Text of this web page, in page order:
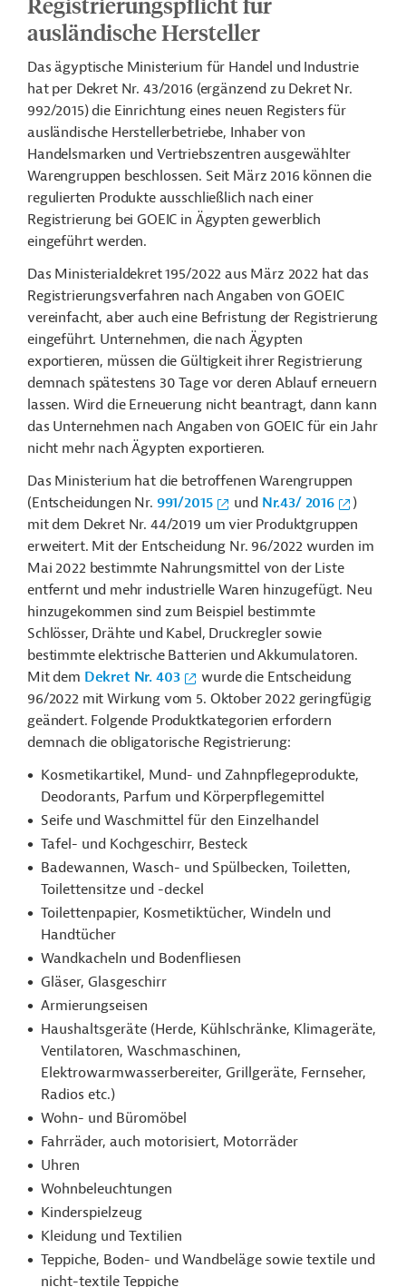
ausländische Hersteller
Das ägyptische Ministerium für Handel und Industrie
hat per Dekret Nr. 43/2016 (ergänzend zu Dekret Nr.
992/2015) die Einrichtung eines neuen Registers für
ausländische Herstellerbetriebe, Inhaber von
Handelsmarken und Vertriebszentren ausgewählter
Warengruppen beschlossen. Seit März 2016 können die
regulierten Produkte ausschließlich nach einer
Registrierung bei GOEIC in Ägypten gewerblich
eingeführt werden.
Das Ministerialdekret 195/2022 aus März 2022 hat das
Registrierungsverfahren nach Angaben von GOEIC
vereinfacht, aber auch eine Befristung der Registrierung
eingeführt. Unternehmen, die nach Ägypten
exportieren, müssen die Gültigkeit ihrer Registrierung
demnach spätestens 30 Tage vor deren Ablauf erneuern
lassen. Wird die Erneuerung nicht beantragt, dann kann
das Unternehmen nach Angaben von GOEIC für ein Jahr
nicht mehr nach Ägypten exportieren.
Das Ministerium hat die betroffenen Warengruppen
(Entscheidungen Nr. 991/2015 und Nr.43/ 2016
)
mit dem Dekret Nr. 44/2019 um vier Produktgruppen
erweitert. Mit der Entscheidung Nr. 96/2022 wurden im
Mai 2022 bestimmte Nahrungsmittel von der Liste
entfernt und mehr industrielle Waren hinzugefügt. Neu
hinzugekommen sind zum Beispiel bestimmte
Schlösser, Drähte und Kabel, Druckregler sowie
bestimmte elektrische Batterien und Akkumulatoren.
Mit dem Dekret Nr. 403
wurde die Entscheidung
96/2022 mit Wirkung vom 5. Oktober 2022 geringfügig
geändert. Folgende Produktkategorien erfordern
demnach die obligatorische Registrierung:
Kosmetikartikel, Mund- und Zahnpflegeprodukte,
Deodorants, Parfum und Körperpflegemittel
Seife und Waschmittel für den Einzelhandel
Tafel- und Kochgeschirr, Besteck
Badewannen, Wasch- und Spülbecken, Toiletten,
Toilettensitze und -deckel
Toilettenpapier, Kosmetiktücher, Windeln und
Handtücher
Wandkacheln und Bodenfliesen
Gläser, Glasgeschirr
Armierungseisen
Haushaltsgeräte (Herde, Kühlschränke, Klimageräte,
Ventilatoren, Waschmaschinen,
Elektrowarmwasserbereiter, Grillgeräte, Fernseher,
Radios etc.)
Wohn- und Büromöbel
Fahrräder, auch motorisiert, Motorräder
Uhren
Wohnbeleuchtungen
Kinderspielzeug
Kleidung und Textilien
Teppiche, Boden- und Wandbeläge sowie textile und
nicht-textile Teppiche